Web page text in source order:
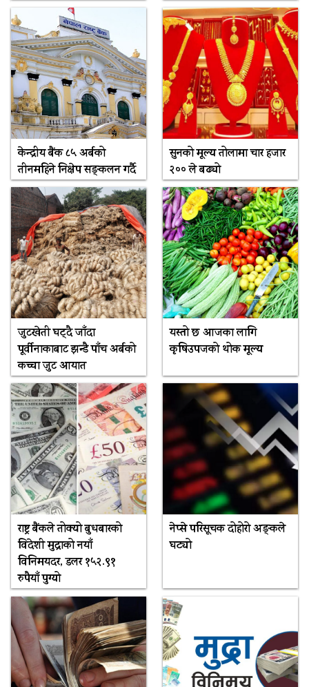
केन्द्रीय बैंक ८५ अर्बको
तीनमहिने निक्षेप सङ्कलन गर्दै
सुनको मूल्य तोलामा चार हजार
२०० ले बढ्यो
जुटखेती घट्दै जाँदा
पूर्वीनाकाबाट झन्डै पाँच अर्बको
कच्चा जुट आयात
यस्तो छ आजका लागि
कृषिउपजको थोक मूल्य
राष्ट्र बैंकले तोक्यो बुधबारको
विदेशी मुद्राको नयाँ
विनिमयदर, डलर १५२.९१
रुपैयाँ पुग्यो
नेप्से परिसूचक दोहोरो अङ्कले
घट्यो